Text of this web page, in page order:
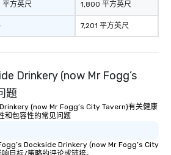
平方英尺 1,800 平方英尺
7,201 平方英尺
Drinkery (now Mr Fogg’s
题
(now Mr Fogg’s City Tavern)有关健康
和包容性的常见问题
Dockside Drinkery (now Mr Fogg’s City